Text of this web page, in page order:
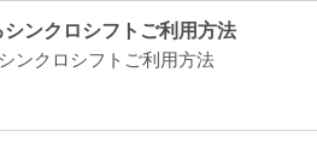
ンクロシフトご利用方法
ンクロシフトご利用方法